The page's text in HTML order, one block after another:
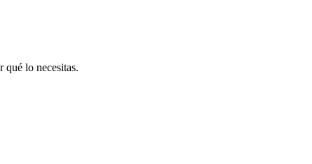
qué lo necesitas.